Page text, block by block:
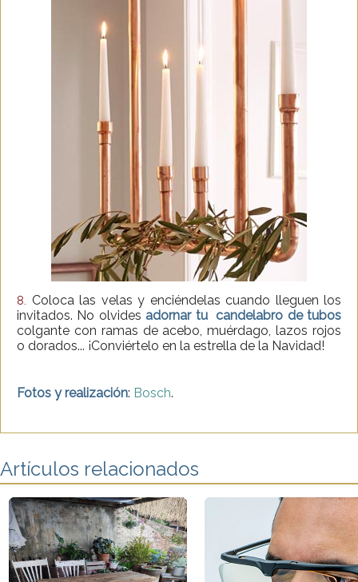
8.
Coloca las velas y enciéndelas cuando lleguen los
invitados. No olvides adornar tu candelabro de tubos
colgante con ramas de acebo, muérdago, lazos rojos
o dorados... ¡Conviértelo en la estrella de la Navidad!
Fotos y realización: Bosch.
Artículos relacionados